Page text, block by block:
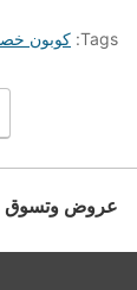
Tags: كوبون خصم
عروض وتسوق